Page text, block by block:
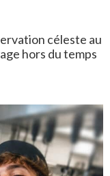
céleste au
hors du temps